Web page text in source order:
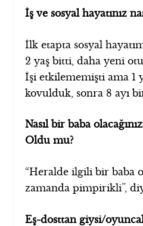
İş ve sosyal hayatınız
İlk etapta sosyal
2 yaş bitti, daha yeni
İşi etkilememişti ama 1
kovulduk, sonra 8 ayı
Nasıl bir baba
Oldu mu?
“Heralde ilgili bir baba
zamanda pimpirikli”,
Eş-dosttan giysi/